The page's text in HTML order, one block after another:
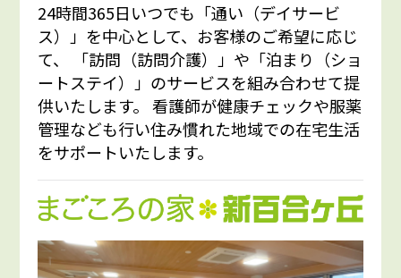
24時間365日いつでも「通い（デイサービ
ス）」を中心として、お客様のご希望に応じ
て、 「訪問（訪問介護）」や「泊まり（ショ
ートステイ）」のサービスを組み合わせて提
供いたします。 看護師が健康チェックや服薬
管理なども行い住み慣れた地域での在宅生活
をサポートいたします。